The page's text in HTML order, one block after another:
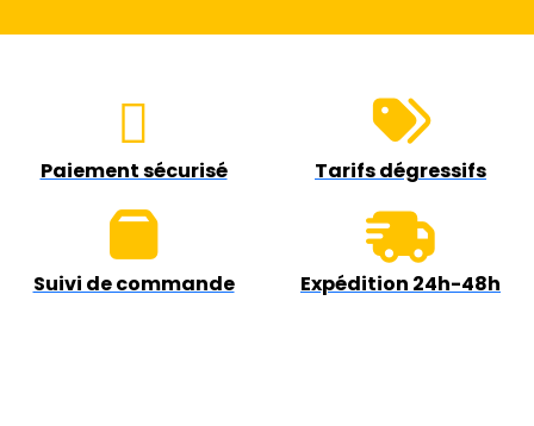
Paiement sécurisé Tarifs dégressifs
Suivi de commande Expédition 24h-48h